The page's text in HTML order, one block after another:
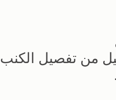
من تفصيل الكنب